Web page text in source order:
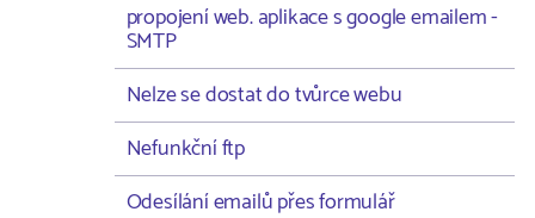
propojení web. aplikace s google emailem -
SMTP
Nelze se dostat do tvůrce webu
Nefunkční ftp
Odesílání emailů přes formulář